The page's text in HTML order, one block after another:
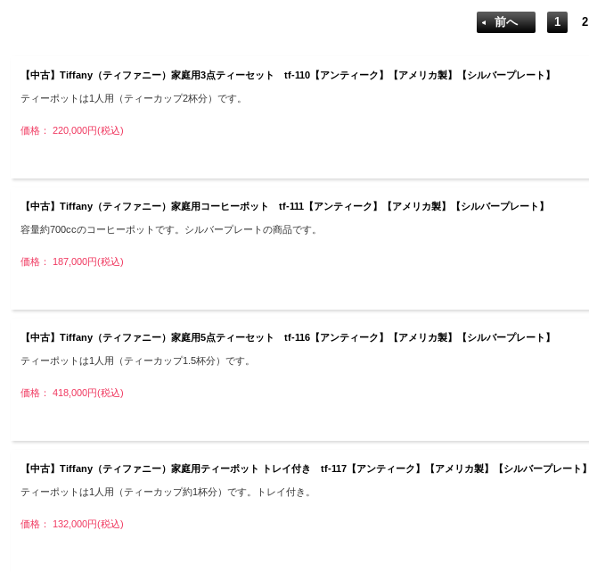
前へ 1 2
【中古】Tiffany（ティファニー）家庭用3点ティーセット tf-110【アンティーク】【アメリカ製】【シルバープレート】
ティーポットは1人用（ティーカップ2杯分）です。
価格： 220,000円(税込)
【中古】Tiffany（ティファニー）家庭用コーヒーポット tf-111【アンティーク】【アメリカ製】【シルバープレート】
容量約700ccのコーヒーポットです。シルバープレートの商品です。
価格： 187,000円(税込)
【中古】Tiffany（ティファニー）家庭用5点ティーセット tf-116【アンティーク】【アメリカ製】【シルバープレート】
ティーポットは1人用（ティーカップ1.5杯分）です。
価格： 418,000円(税込)
【中古】Tiffany（ティファニー）家庭用ティーポット トレイ付き tf-117【アンティーク】【アメリカ製】【シルバープレート】
ティーポットは1人用（ティーカップ約1杯分）です。トレイ付き。
価格： 132,000円(税込)